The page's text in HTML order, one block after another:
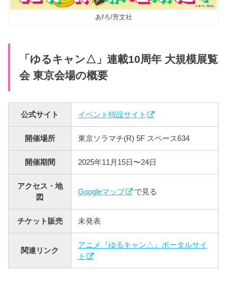
あfろ/芳文社
「ゆるキャン△」連載10周年 大規模展覧
会 東京会場の概要
公式サイト イベント特設サイト
開催場所 東京ソラマチ(R)️ 5F スペース634
開催期間 2025年11月15日〜24日
アクセス・地
図
Googleマップ で見る
チケット販売 未発表
関連リンク
アニメ『ゆるキャン△』ポータルサイ
ト